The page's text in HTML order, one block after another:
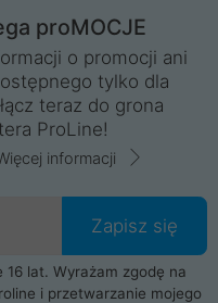
proMOCJE
o promocji ani
tylko dla
teraz do grona
ProLine!
informacji
Zapisz się
lat. Wyrażam zgodę na
i przetwarzanie mojego